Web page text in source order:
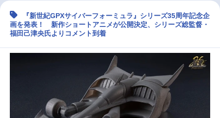
マンガ・ラノベ ゲーム・アプリ 音楽 コスプレ
無料マンガ
アニメ記事一覧 声優記事一覧
『新世紀GPXサイバーフォーミュラ』シリーズ35周年記念企
画を発表！ 新作ショートアニメが公開決定、シリーズ総監督・
福田己津央氏よりコメント到着